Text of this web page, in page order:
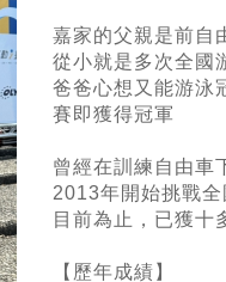
嘉家的父親是前自
從小就是多次全國
爸爸心想又能游泳
賽即獲得冠軍
曾經在訓練自由車
2013年開始挑戰全
目前為止，已獲十
【歷年成績】